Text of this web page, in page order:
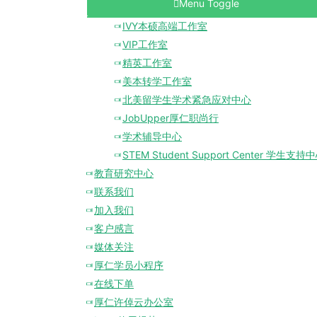
Menu Toggle
IVY本硕高端工作室
VIP工作室
精英工作室
美本转学工作室
北美留学生学术紧急应对中心
JobUpper厚仁职尚行
学术辅导中心
STEM Student Support Center 学生支持
教育研究中心
联系我们
加入我们
客户感言
媒体关注
厚仁学员小程序
在线下单
厚仁许倬云办公室